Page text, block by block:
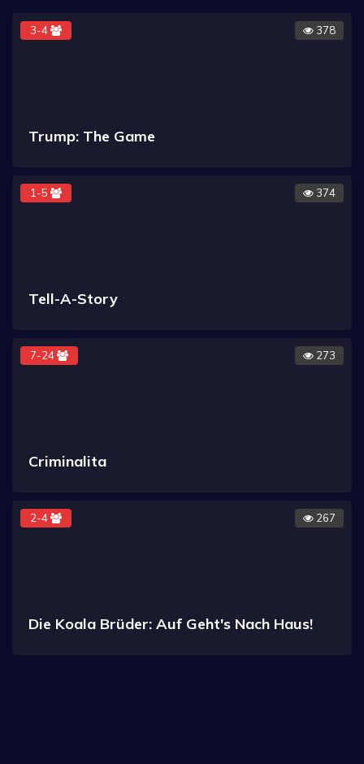
3-4 378
Trump: The Game
1-5 374
Tell-A-Story
7-24 273
Criminalita
2-4 267
Die Koala Brüder: Auf Geht's Nach Haus!